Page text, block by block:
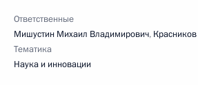
Ответственные
Мишустин Михаил Владимирович,
Тематика
Наука и инновации